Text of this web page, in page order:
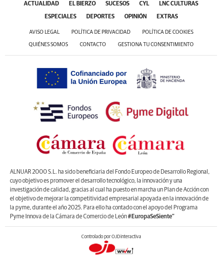
ACTUALIDAD EL BIERZO SUCESOS CYL LNC CULTURAS
ESPECIALES DEPORTES OPINIÓN EXTRAS
AVISO LEGAL POLÍTICA DE PRIVACIDAD POLÍTICA DE COOKIES
QUIÉNES SOMOS CONTACTO GESTIONA TU CONSENTIMIENTO
ALNUAR 2000 S.L. ha sido beneficiaria del Fondo Europeo de Desarrollo Regional,
cuyo objetivo es promover el desarrollo tecnológico, la innovación y una
investigación de calidad, gracias al cual ha puesto en marcha un Plan de Acción con
el objetivo de mejorar la competitividad empresarial apoyada en la innovación de
la pyme, durante el año 2025. Para ello ha contado con el apoyo del Programa
Pyme Innova de la Cámara de Comercio de León#EuropaSeSiente”
Controlado por OJDinteractiva